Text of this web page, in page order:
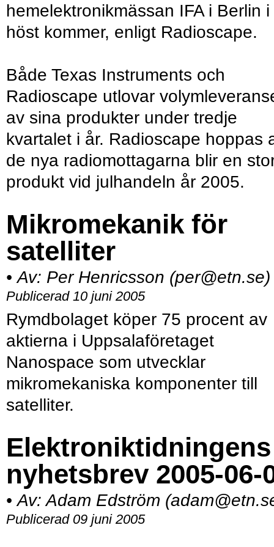
hemelektronikmässan IFA i Berlin i
höst kommer, enligt Radioscape.
Både Texas Instruments och
Radioscape utlovar
av sina produkter under tredje
kvartalet i år. Radioscape hoppas
de nya radiomottagarna blir en
produkt vid julhandeln år 2005.
Mikromekanik för
satelliter
• Av: Per Henricsson (per@etn.se)
Publicerad 10 juni 2005
Rymdbolaget köper 75 procent av
aktierna i Uppsalaföretaget
Nanospace som utvecklar
mikromekaniska komponenter till
satelliter.
Elektroniktidningens
nyhetsbrev 2005-06-
• Av:Adam Edström
Publicerad 09 juni 2005